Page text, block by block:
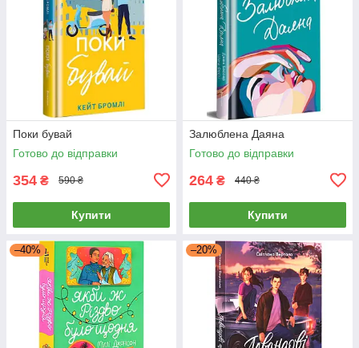
Поки бувай
Готово до відправки
354 ₴ 590 ₴
Купити
Залюблена Даяна
Готово до відправки
264 ₴ 440 ₴
Купити
–40% –20%